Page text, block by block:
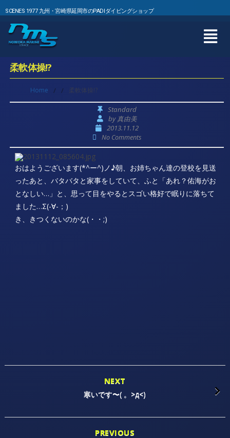
SCENES 1977 九州・宮崎県延岡市のPADIダイビングショップ
柔軟体操!?
Home / / 柔軟体操!?
Standard
by真由美
2013.11.12
No Comments
おはようございます(*^ー^)ノ♪朝、お姉ちゃん達の登校を見送
ったあと、バタバタと家事をしていて、ふと「あれ？佑海がお
となしい…」と、思って目をやるとスゴい格好で眠りに落ちて
ました…Σ(-∀-；)
き、きつくないのかな(・・;)
NEXT
寒いです〜( 。>д<)
PREVIOUS